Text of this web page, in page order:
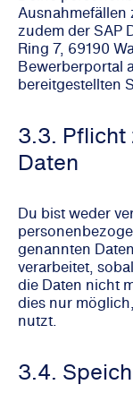
zudem der SAP
Ring 7, 69190
Bewerberportal
bereitgestellten
3.3.
Daten
Du bist weder
genannten
verarbeitet,
die Daten nicht
dies nur
nutzt.
3.4.